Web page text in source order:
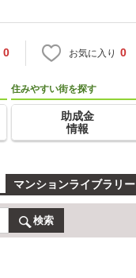
0 お気に入り 0
住みやすい街を探す
助成金
情報
マンションライブラリー
検索